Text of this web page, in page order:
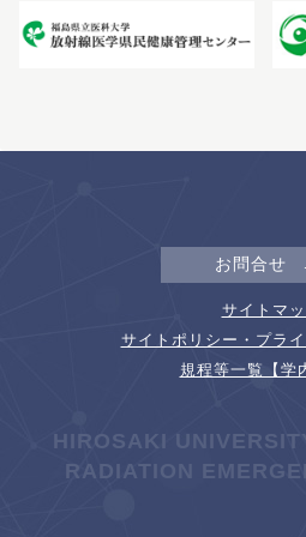
お問合せ
サイトマ
サイトポリシー・プラ
規程等一覧【学
HIROSAKI
RADIATION